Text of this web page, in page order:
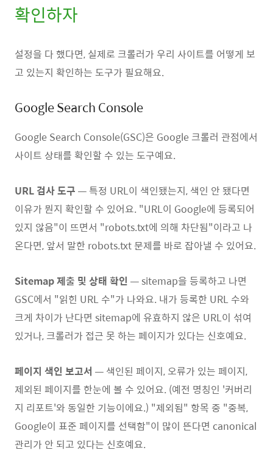
확인하자
설정을 다 했다면, 실제로 크롤러가 우리 사이트를 어떻게 보
고 있는지 확인하는 도구가 필요해요.
Google Search Console
Google Search Console(GSC)은 Google 크롤러 관점에서
사이트 상태를 확인할 수 있는 도구예요.
URL 검사 도구 — 특정 URL이 색인됐는지, 색인 안 됐다면
이유가 뭔지 확인할 수 있어요. "URL이 Google에 등록되어
있지 않음"이 뜨면서 "robots.txt에 의해 차단됨"이라고 나
온다면, 앞서 말한 robots.txt 문제를 바로 잡아낼 수 있어요.
Sitemap 제출 및 상태 확인 — sitemap을 등록하고 나면
GSC에서 "읽힌 URL 수"가 나와요. 내가 등록한 URL 수와
크게 차이가 난다면 sitemap에 유효하지 않은 URL이 섞여
있거나, 크롤러가 접근 못 하는 페이지가 있다는 신호예요.
페이지 색인 보고서 — 색인된 페이지, 오류가 있는 페이지,
제외된 페이지를 한눈에 볼 수 있어요. (예전 명칭인 '커버리
지 리포트'와 동일한 기능이에요.) "제외됨" 항목 중 "중복,
Google이 표준 페이지를 선택함"이 많이 뜬다면 canonical
관리가 안 되고 있다는 신호예요.